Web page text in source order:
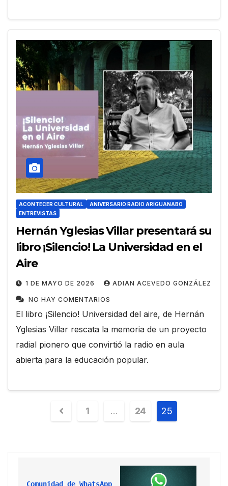
ACONTECER CULTURAL
ANIVERSARIO RADIO ARIGUANABO
ENTREVISTAS
Hernán Yglesias Villar presentará su
libro ¡Silencio! La Universidad en el
Aire
1 DE MAYO DE 2026 ADIAN ACEVEDO GONZÁLEZ
NO HAY COMENTARIOS
El libro ¡Silencio! Universidad del aire, de Hernán
Yglesias Villar rescata la memoria de un proyecto
radial pionero que convirtió la radio en aula
abierta para la educación popular.
1 … 24 25
Comunidad de WhatsApp